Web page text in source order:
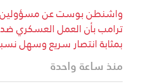
واشنطن بوست عن
ترامب بأن العمل العسكري
بمثابة انتصار سريع وسهل
منذ ساعة واحدة